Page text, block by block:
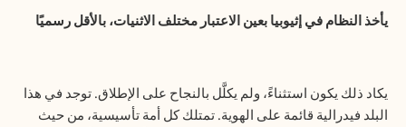
يأخذ النظام في إثيوبيا بعين الاعتبار مختلف الاثنيات، بالأقل رسميًا
يكاد ذلك يكون استثناءً، ولم يكلَّل بالنجاح على الإطلاق. توجد في هذا
البلد فيدرالية قائمة على الهوية. تمتلك كل أمة تأسيسية، من حيث